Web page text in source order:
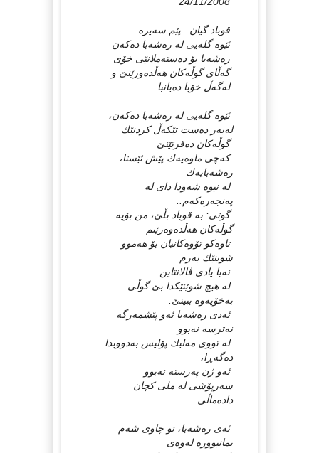
قوباد گیان.. پێم سەیرە
ئێوە گلەیی لە رەشەبا دەكەن
رەشەبا بۆ دەستەملانێی خۆی
گەڵای گوڵەكان هەڵدەورێنێ و
لەگەڵ خۆیا دەیانبا..
ئێوە گلەیی لە رەشەبا دەكەن،
لەبەر دەست تێكەڵ كردنێك
گوڵەكان دەقرتێنێ
كەچی ماوەیەك پێش ئێستا،
رەشەبایەك
لە نیوە شەودا دای لە
پەنجەرەكەم..
گوتی: بە قوباد بڵێ، من بۆیە
گوڵەكان هەڵدەوەرێنم
تاوەكو تۆوەكانیان بۆ هەموو
شوینێك بەرم
نەبا یادی ڤالانتاین
لە هیچ شوێنێكدا بێ گوڵی
بەخۆیەوە ببینێ.
ئەدی رەشەبا ئەو پێشمەرگە
نەترسە نەبوو
لە تووی مەلیك پۆلیس بەدوویدا
دەگەڕا،
ئەو ژن پەرستە نەبوو
سەرپۆشی لە ملی كچان
دادەماڵی
ئەى رەشەبا، تو چاوی شەم
بمانبوورە لەوەی